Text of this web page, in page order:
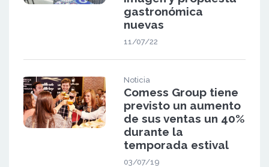
gastronómica
nuevas
11/07/22
Noticia
Comess Group tiene
previsto un aumento
de sus ventas un 40%
durante la
temporada estival
03/07/19